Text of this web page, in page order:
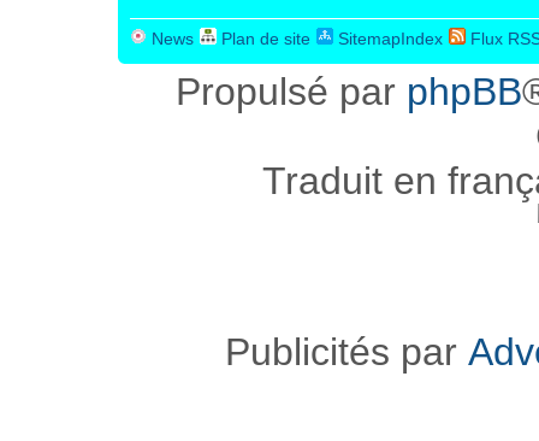
News Plan de site SitemapIndex Flux
Propulsé par phpBB
Traduit en
Publicités par